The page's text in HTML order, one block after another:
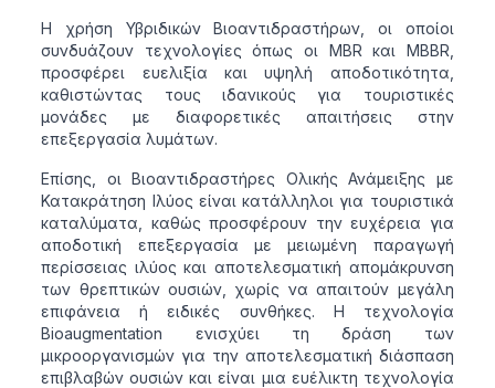
Η χρήση Υβριδικών Βιοαντιδραστήρων, οι οποίοι
συνδυάζουν τεχνολογίες όπως οι MBR και MBBR,
προσφέρει ευελιξία και υψηλή αποδοτικότητα,
καθιστώντας τους ιδανικούς για τουριστικές
μονάδες με διαφορετικές απαιτήσεις στην
επεξεργασία λυμάτων.
Επίσης, οι Βιοαντιδραστήρες Ολικής Ανάμειξης με
Κατακράτηση Ιλύος είναι κατάλληλοι για τουριστικά
καταλύματα, καθώς προσφέρουν την ευχέρεια για
αποδοτική επεξεργασία με μειωμένη παραγωγή
περίσσειας ιλύος και αποτελεσματική απομάκρυνση
των θρεπτικών ουσιών, χωρίς να απαιτούν μεγάλη
επιφάνεια ή ειδικές συνθήκες. Η τεχνολογία
Bioaugmentation ενισχύει τη δράση των
μικροοργανισμών για την αποτελεσματική διάσπαση
επιβλαβών ουσιών και είναι μια ευέλικτη τεχνολογία